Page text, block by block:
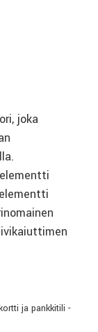
joka
ja pankkitili -